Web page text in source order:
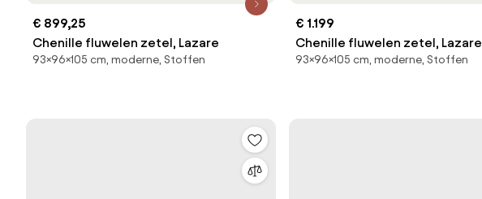
€ 899,25
Chenille fluwelen zetel, Lazare
93×96×105 cm, moderne, Stoffen
€ 1.199
Chenille fluwelen zetel, Lazare
93×96×105 cm, moderne, Stoffen